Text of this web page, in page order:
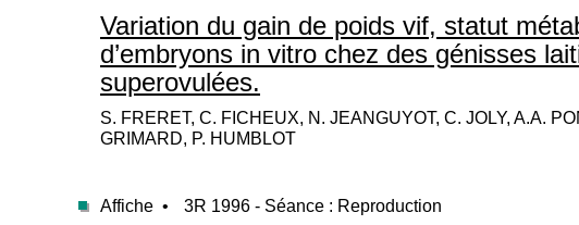
Variation du gain de poids vif, statut
d’embryons in vitro chez des génisses
superovulées.
S. FRERET, C. FICHEUX, N. JEANGUYOT, C. JOLY, A.A.
GRIMARD, P. HUMBLOT
Affiche • 3R 1996 - Séance : Reproduction